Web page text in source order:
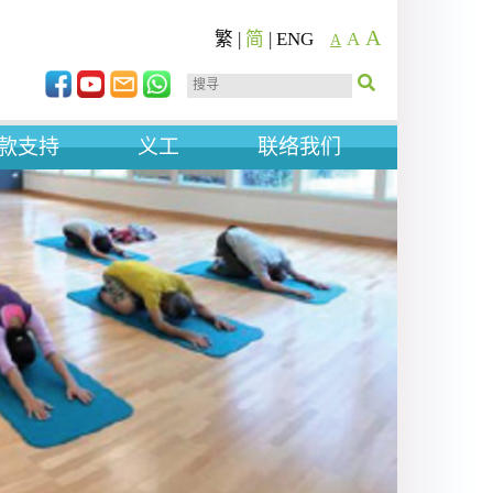
繁 | 简 | ENG A A A
支持 义工 联络我们